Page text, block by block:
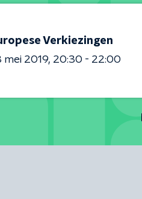
Verkiezingen
mei 2019 20:30 - 22:00